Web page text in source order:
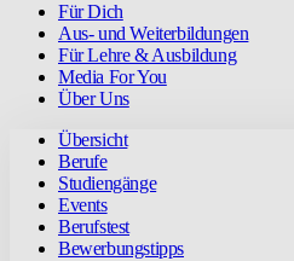
Für Dich
Aus- und Weiterbildungen
Für Lehre & Ausbildung
Media For You
Über Uns
Übersicht
Berufe
Studiengänge
Events
Berufstest
Bewerbungstipps